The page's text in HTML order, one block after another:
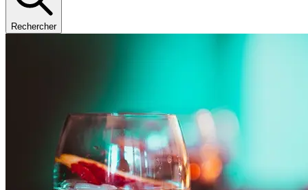
Rechercher